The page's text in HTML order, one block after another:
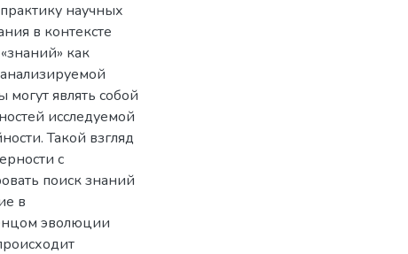
научных
в контексте
как
являть собой
исследуемой
Такой взгляд
с
поиск знаний
в
эволюции